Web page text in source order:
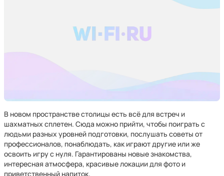
В новом пространстве столицы есть всё для встреч и
шахматных сплетен. Сюда можно прийти, чтобы поиграть с
людьми разных уровней подготовки, послушать советы от
профессионалов, понаблюдать, как играют другие или же
освоить игру с нуля. Гарантированы новые знакомства,
интересная атмосфера, красивые локации для фото и
приветственный напиток.